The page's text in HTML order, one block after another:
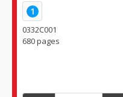
1
0332C001
680 pages